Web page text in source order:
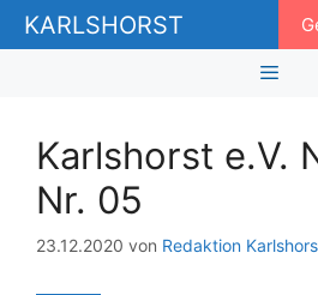
Zum
InhaltKARLSHORST
Karlshorst e.V.
Nr. 05
23.12.2020 von Redaktion